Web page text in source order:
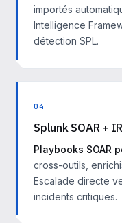
importés
Intelligence
détection SPL.
04
Splunk SOAR + IR
Playbooks SOAR
cross-outils,
Escalade directe
incidents critiques.